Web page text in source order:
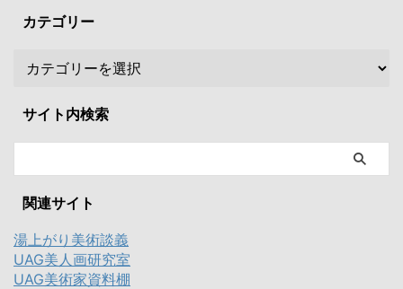
カテゴリー
サイト内検索
関連サイト
湯上がり美術談義
UAG美人画研究室
UAG美術家資料棚